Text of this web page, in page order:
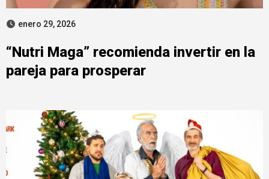
enero 29, 2026
“Nutri Maga” recomienda invertir en la
pareja para prosperar